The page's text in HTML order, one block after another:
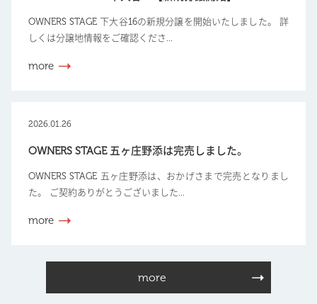
OWNERS STAGE 下大谷16の新規分譲を開始いたしました。 詳
しくは分譲地情報をご確認くださ...
more
2026.01.26
OWNERS STAGE 五ヶ庄野添は完売しました。
OWNERS STAGE 五ヶ庄野添は、おかげさまで完売となりまし
た。 ご契約ありがとうございました...
more
more